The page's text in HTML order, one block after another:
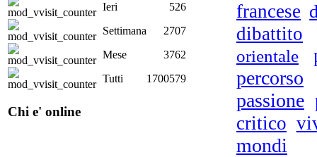
Ieri
526
Settimana
2707
Mese
3762
Tutti
1700579
Chi e' online
francese
dibattito
orientale
percorso
passione
critico
mondi